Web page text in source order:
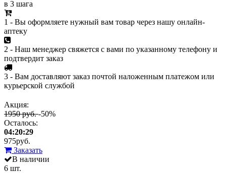
в 3 шага
1 - Вы оформляете нужный вам товар через нашу онлайн-
аптеку
2 - Наш менеджер свяжется с вами по указанному телефону и
подтвердит заказ
3 - Вам доставляют заказ почтой наложенным платежом или
курьерской службой
Акция:
1950 руб.-50%
Осталось:
04:20:29
975руб.
Заказать
В наличии
6 шт.